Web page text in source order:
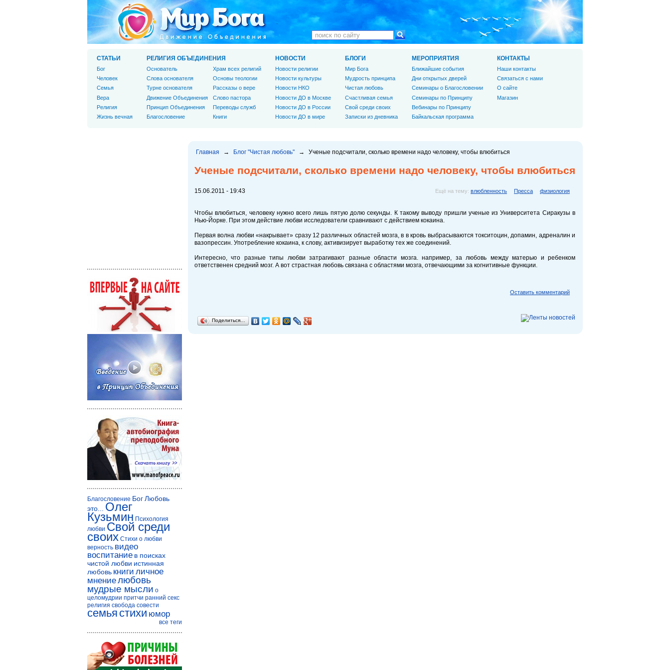
Главная → Блог "Чистая любовь" → Ученые подсчитали, сколько времени надо человеку, чтобы влюбиться
Ученые подсчитали, сколько времени надо человеку, чтобы влюбиться
15.06.2011 - 19:43 Ещё на тему: влюбленность Пресса физиология
Чтобы влюбиться, человеку нужно всего лишь пятую долю секунды. К такому выводу пришли ученые из Университета Сиракузы в
Нью-Йорке. При этом действие любви исследователи сравнивают с действием кокаина.
Первая волна любви «накрывает» сразу 12 различных областей мозга, в в кровь выбрасываются токситоцин, допамин, адреналин и
вазопрессин. Употребление кокаина, к слову, активизирует выработку тех же соединений.
Интересно, что разные типы любви затрагивают разные области мозга. например, за любовь между матерью и ребенком
ответственен средний мозг. А вот страстная любовь связана с областями мозга, отвечающими за когнитивные функции.
Оставить комментарий
Поделиться…
СТАТЬИ
Бог
Человек
Cемья
Вера
Религия
Жизнь вечная
РЕЛИГИЯ ОБЪЕДИНЕНИЯ
Основатель
Слова основателя
Турне основателя
Движение Объединения
Принцип Объединения
Благословение
Храм всех религий
Основы теологии
Рассказы о вере
Слово пастора
Переводы служб
Книги
НОВОСТИ
Новости религии
Новости культуры
Новости НКО
Новости ДО в Москве
Новости ДО в России
Новости ДО в мире
БЛОГИ
Мир Бога
Мудрость принципа
Чистая любовь
Счастливая семья
Свой среди своих
Записки из дневника
МЕРОПРИЯТИЯ
Ближайшие события
Дни открытых дверей
Семинары о Благословении
Семинары по Принципу
Вебинары по Принципу
Байкальская программа
КОНТАКТЫ
Наши контакты
Связаться с нами
О сайте
Магазин
Благословение БогЛюбовь
это...
Олег
Кузьмин Психология
любви Свой среди
своих Стихи о любви
верность видео
воспитание в поисках
чистой любви истинная
любовь книги личное
мнениелюбовь
мудрые мысли о
целомудрии притчи ранний секс
религия свобода совести
семья стихи юмор
все теги